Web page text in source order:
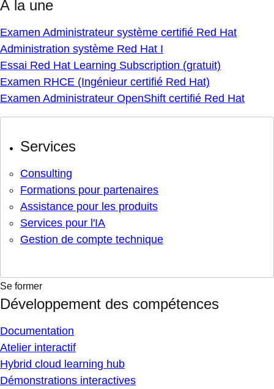
À la une
Examen Administrateur système certifié Red Hat
Administration système Red Hat I
Essai Red Hat Learning Subscription (gratuit)
Examen RHCE (Ingénieur certifié Red Hat)
Examen Administrateur OpenShift certifié Red Hat
Services
Consulting
Formations pour partenaires
Assistance pour les produits
Services pour l'IA
Gestion de compte technique
Se former
Développement des compétences
Documentation
Atelier interactif
Hybrid cloud learning hub
Démonstrations interactives